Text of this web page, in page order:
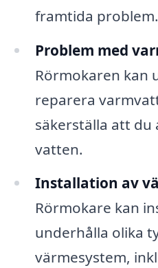
framtida problem.
Problem med
Rörmokaren kan
reparera
säkerställa att
vatten.
Installation av
Rörmokare kan
underhålla olika
värmesystem,